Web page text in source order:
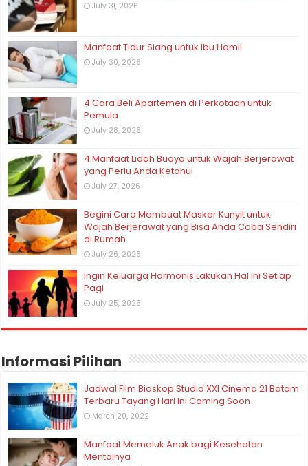
July 31, 2026
Manfaat Tidur Siang untuk Ibu Hamil
July 30, 2026
4 Cara Beli Apartemen di Perkotaan untuk
Pemula
July 28, 2026
4 Manfaat Lidah Buaya untuk Wajah Berjerawat
yang Perlu Anda Ketahui
July 27, 2026
Begini Cara Membuat Masker Kunyit untuk
Wajah Berjerawat yang Bisa Anda Coba Sendiri
di Rumah
July 26, 2026
Ingin Keluarga Harmonis Lakukan Hal ini Setiap
Pagi
July 25, 2026
Informasi Pilihan
Jadwal Film Bioskop Studio XXI Cinema 21 Batam
Terbaru Tayang Hari Ini Coming Soon
March 20, 2022
Manfaat Memeluk Anak bagi Kesehatan
Mentalnya